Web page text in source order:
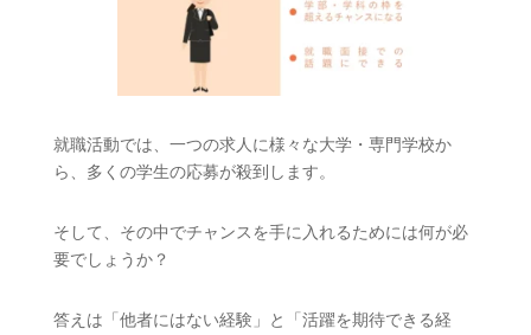
就職活動では、一つの求人に様々な大学・専門学校か
ら、多くの学生の応募が殺到します。
そして、その中でチャンスを手に入れるためには何が必
要でしょうか？
答えは「他者にはない経験」と「活躍を期待できる経